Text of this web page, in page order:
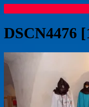
DSCN4476